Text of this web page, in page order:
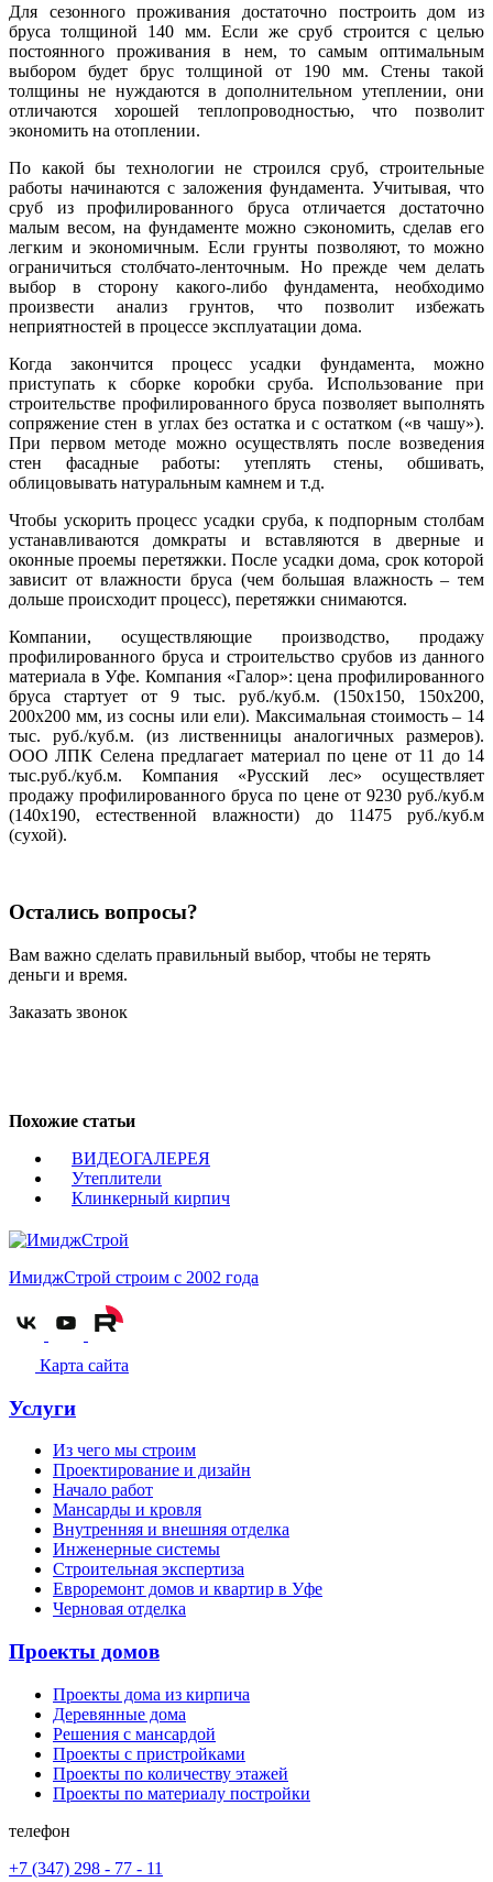
Для сезонного проживания достаточно построить дом из
бруса толщиной 140 мм. Если же сруб строится с целью
постоянного проживания в нем, то самым оптимальным
выбором будет брус толщиной от 190 мм. Стены такой
толщины не нуждаются в дополнительном утеплении, они
отличаются хорошей теплопроводностью, что позволит
экономить на отоплении.
По какой бы технологии не строился сруб, строительные
работы начинаются с заложения фундамента. Учитывая, что
сруб из профилированного бруса отличается достаточно
малым весом, на фундаменте можно сэкономить, сделав его
легким и экономичным. Если грунты позволяют, то можно
ограничиться столбчато-ленточным. Но прежде чем делать
выбор в сторону какого-либо фундамента, необходимо
произвести анализ грунтов, что позволит избежать
неприятностей в процессе эксплуатации дома.
Когда закончится процесс усадки фундамента, можно
приступать к сборке коробки сруба. Использование при
строительстве профилированного бруса позволяет выполнять
сопряжение стен в углах без остатка и с остатком («в чашу»).
При первом методе можно осуществлять после возведения
стен фасадные работы: утеплять стены, обшивать,
облицовывать натуральным камнем и т.д.
Чтобы ускорить процесс усадки сруба, к подпорным столбам
устанавливаются домкраты и вставляются в дверные и
оконные проемы перетяжки. После усадки дома, срок которой
зависит от влажности бруса (чем большая влажность – тем
дольше происходит процесс), перетяжки снимаются.
Компании, осуществляющие производство, продажу
профилированного бруса и строительство срубов из данного
материала в Уфе. Компания «Галор»: цена профилированного
бруса стартует от 9 тыс. руб./куб.м. (150х150, 150х200,
200х200 мм, из сосны или ели). Максимальная стоимость – 14
тыс. руб./куб.м. (из лиственницы аналогичных размеров).
ООО ЛПК Селена предлагает материал по цене от 11 до 14
тыс.руб./куб.м. Компания «Русский лес» осуществляет
продажу профилированного бруса по цене от 9230 руб./куб.м
(140х190, естественной влажности) до 11475 руб./куб.м
(сухой).
Остались вопросы?
Вам важно сделать правильный выбор, чтобы не терять
деньги и время.
Заказать звонок
Похожие статьи
ВИДЕОГАЛЕРЕЯ
Утеплители
Клинкерный кирпич
ИмиджСтрой строим с 2002 года
Карта сайта
Услуги
Из чего мы строим
Проектирование и дизайн
Начало работ
Мансарды и кровля
Внутренняя и внешняя отделка
Инженерные системы
Строительная экспертиза
Евроремонт домов и квартир в Уфе
Черновая отделка
Проекты домов
Проекты дома из кирпича
Деревянные дома
Решения с мансардой
Проекты с пристройками
Проекты по количеству этажей
Проекты по материалу постройки
телефон
+7 (347) 298 - 77 - 11